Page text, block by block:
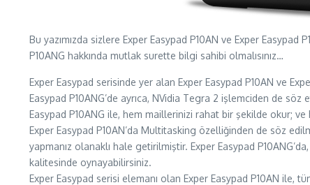
Bu yazımızda sizlere Exper Easypad P10AN ve Exper Easypad
P10ANG hakkında mutlak surette bilgi sahibi olmalısınız…
Exper Easypad serisinde yer alan Exper Easypad P10AN ve
Easypad P10ANG’de ayrıca, NVidia Tegra 2 işlemciden de söz
Easypad P10ANG ile, hem maillerinizi rahat bir şekilde okur; ve
Exper Easypad P10AN’da Multitasking özelliğinden de söz
yapmanız olanaklı hale getirilmiştir. Exper Easypad
kalitesinde oynayabilirsiniz.
Exper Easypad serisi elemanı olan Exper Easypad P10AN ile,